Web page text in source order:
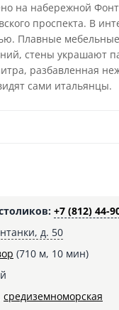
на набережной
проспекта. В
Плавные
стены украшают
разбавленная
сами итальянцы.
+7 (812) 44-
д. 50
(710 м, 10 мин)
средиземноморская